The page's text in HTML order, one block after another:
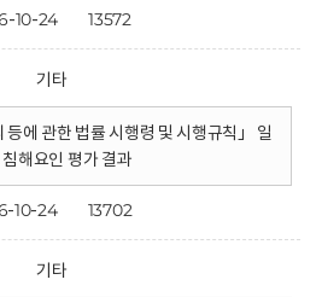
10-24 13572
기타
등에 관한 법률 시행령 및 시행규칙」 일
해요인 평가 결과
10-24 13702
기타